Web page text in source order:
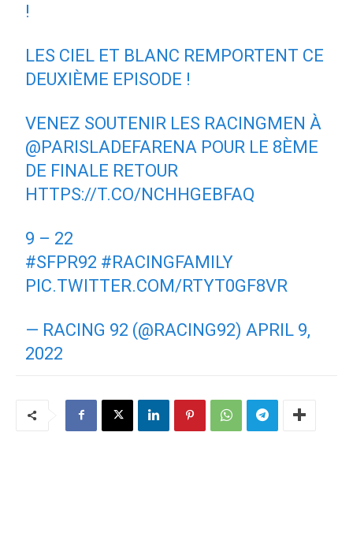
!
LES CIEL ET BLANC REMPORTENT CE
DEUXIÈME EPISODE !
VENEZ SOUTENIR LES RACINGMEN À
@PARISLADEFARENA POUR LE 8ÈME
DE FINALE RETOUR ️
HTTPS://T.CO/NCHHGEBFAQ
9 – 22
#SFPR92 #RACINGFAMILY
PIC.TWITTER.COM/RTYT0GF8VR
— RACING 92 (@RACING92) APRIL 9,
2022